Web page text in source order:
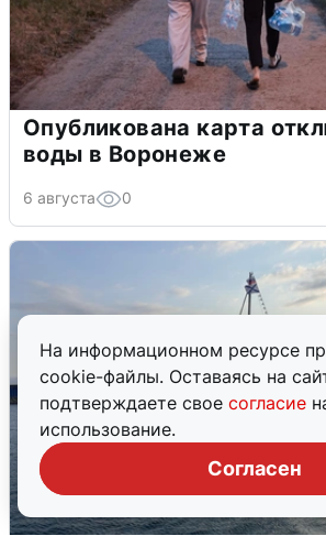
На информационном ресурсе
cookie-файлы. Оставаясь на
подтверждаете свое согласие
использование.
Согласен
Опубликована карта
воды в Воронеже
6 августа 0